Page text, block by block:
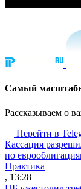
Cамый
Рассказываем о
Перейти в
Кассация
по
Практика
, 13:28